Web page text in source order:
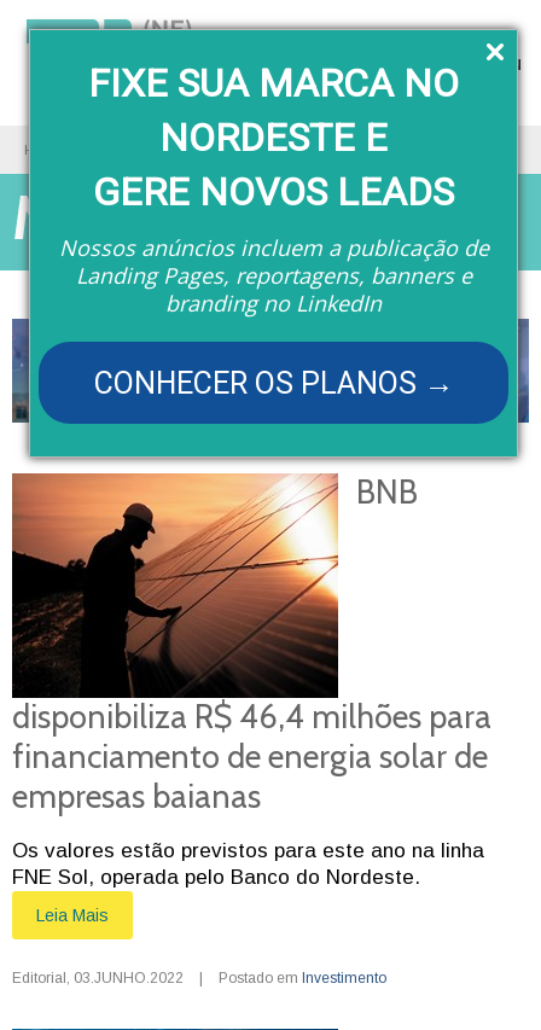
FIXE SUA MARCA NO
NORDESTE E
GERE NOVOS LEADS
Nossos anúncios incluem a publicação de
Landing Pages, reportagens, banners e
branding no LinkedIn
CONHECER OS PLANOS →
Menu
Home
Matérias
BNB
disponibiliza R$ 46,4 milhões para
financiamento de energia solar de
empresas baianas
Os valores estão previstos para este ano na linha
FNE Sol, operada pelo Banco do Nordeste.
Leia Mais
Editorial 03.JUNHO.2022 | Postado em Investimento